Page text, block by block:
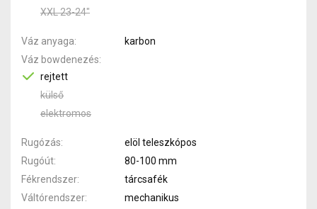
XXL 23-24"
Váz anyaga
karbon
Váz bowdenezés
rejtett
külső
elektromos
Rugózás
elöl teleszkópos
Rugóút
80-100 mm
Fékrendszer
tárcsafék
Váltórendszer
mechanikus